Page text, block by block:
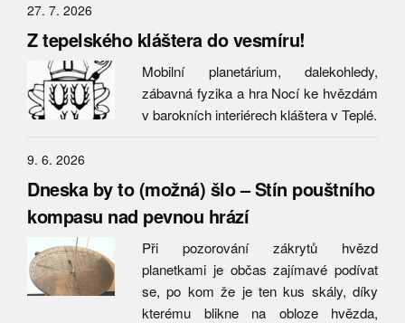
27. 7. 2026
Z tepelského kláštera do vesmíru!
Mobilní planetárium, dalekohledy,
zábavná fyzika a hra Nocí ke hvězdám
v barokních interiérech kláštera v Teplé.
9. 6. 2026
Dneska by to (možná) šlo – Stín pouštního
kompasu nad pevnou hrází
Při pozorování zákrytů hvězd
planetkami je občas zajímavé podívat
se, po kom že je ten kus skály, díky
kterému blikne na obloze hvězda,